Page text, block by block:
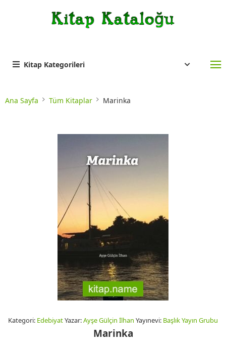
Kitap Kategorileri
Ana Sayfa Tüm Kitaplar Marinka
Kategori: EdebiyatYazar:Ayşe Gülçin İlhan Yayınevi: Başlık Yayın Grubu
Marinka